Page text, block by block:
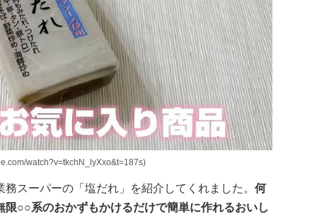
watch?v=tkchN_lyXxo&t=187s)
スーパーの「塩だれ」を紹介してくれました。 何
○○系のおかずもかけるだけで簡単に作れるおいし